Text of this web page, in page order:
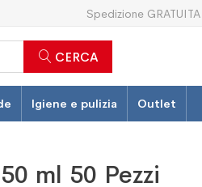
Spedizione
CERCA
Igiene e pulizia Outlet
ml 50 Pezzi